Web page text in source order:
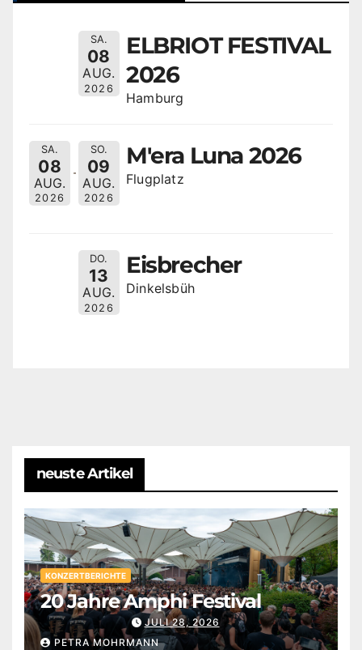
SA.
08
AUG.
2026
ELBRIOT FESTIVAL
2026
Hamburg
SA.
08
AUG.
2026
SO.
09
AUG.
2026
M'era Luna 2026
Flugplatz
DO.
13
AUG.
2026
Eisbrecher
Dinkelsbüh
neuste Artikel
KONZERTBERICHTE
20 Jahre Amphi Festival
JULI 28, 2026
PETRA MOHRMANN